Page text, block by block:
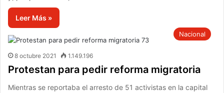
Leer Más »
Nacional
8 octubre 2021 1.149.196
Protestan para pedir reforma migratoria
Mientras se reportaba el arresto de 51 activistas en la capital